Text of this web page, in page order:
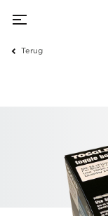
Terug